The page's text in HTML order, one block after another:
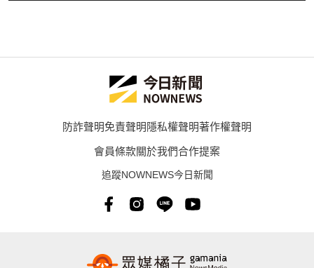
防詐聲明免責聲明隱私權聲明著作權聲明
會員條款關於我們合作提案
追蹤NOWNEWS今日新聞